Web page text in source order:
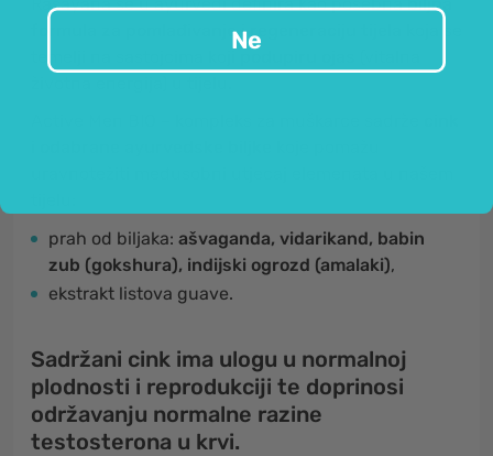
formula za pomlađivanje i regeneraciju tijela
podupiru ojas
prah od biljaka: ašvaganda, vidarikand, babin
zub (gokshura), indijski ogrozd (amalaki),
ekstrakt listova guave.
Sadržani cink ima ulogu u normalnoj
plodnosti i reprodukciji te doprinosi
održavanju normalne razine
testosterona u krvi.
Ne